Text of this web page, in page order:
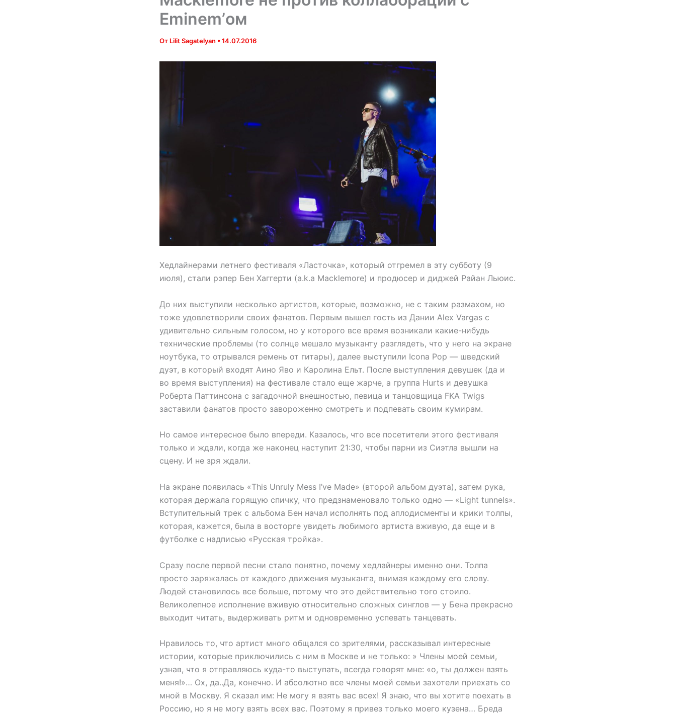
Eminem’ом
От Lilit Sagatelyan •14.07.2016
Хедлайнерами летнего фестиваля «Ласточка», который отгремел в эту субботу (9
июля), стали рэпер Бен Хаггерти (a.k.a Macklemore) и продюсер и диджей Райан Льюис.
До них выступили несколько артистов, которые, возможно, не с таким размахом, но
тоже удовлетворили своих фанатов. Первым вышел гость из Дании Alex Vargas с
удивительно сильным голосом, но у которого все время возникали какие-нибудь
технические проблемы (то солнце мешало музыканту разглядеть, что у него на экране
ноутбука, то отрывался ремень от гитары), далее выступили Icona Pop — шведский
дуэт, в который входят Аино Яво и Каролина Ельт. После выступления девушек (да и
во время выступления) на фестивале стало еще жарче, а группа Hurts и девушка
Роберта Паттинсона с загадочной внешностью, певица и танцовщица FKA Twigs
заставили фанатов просто завороженно смотреть и подпевать своим кумирам.
Но самое интересное было впереди. Казалось, что все посетители этого фестиваля
только и ждали, когда же наконец наступит 21:30, чтобы парни из Сиэтла вышли на
сцену. И не зря ждали.
На экране появилась «This Unruly Mess I’ve Made» (второй альбом дуэта), затем рука,
которая держала горящую спичку, что предзнаменовало только одно — «Light tunnels».
Вступительный трек с альбома Бен начал исполнять под аплодисменты и крики толпы,
которая, кажется, была в восторге увидеть любимого артиста вживую, да еще и в
футболке с надписью «Русская тройка».
Сразу после первой песни стало понятно, почему хедлайнеры именно они. Толпа
просто заряжалась от каждого движения музыканта, внимая каждому его слову.
Людей становилось все больше, потому что это действительно того стоило.
Великолепное исполнение вживую относительно сложных синглов — у Бена прекрасно
выходит читать, выдерживать ритм и одновременно успевать танцевать.
Нравилось то, что артист много общался со зрителями, рассказывал интересные
истории, которые приключились с ним в Москве и не только: » Члены моей семьи,
узнав, что я отправляюсь куда-то выступать, всегда говорят мне: «о, ты должен взять
меня!»… Ох, да..Да, конечно. И абсолютно все члены моей семьи захотели приехать со
мной в Москву. Я сказал им: Не могу я взять вас всех! Я знаю, что вы хотите поехать в
Россию, но я не могу взять всех вас. Поэтому я привез только моего кузена… Бреда